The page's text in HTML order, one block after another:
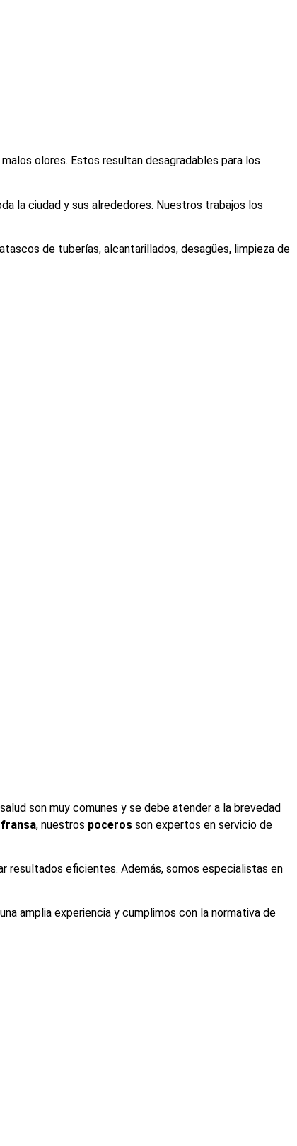
olores. Estos resultan desagradables para los
la ciudad y sus alrededores. Nuestros trabajos los
de tuberías, alcantarillados, desagües, limpieza de
son muy comunes y se debe atender a la brevedad
, nuestros poceros son expertos en servicio de
resultados eficientes. Además, somos especialistas en
amplia experiencia y cumplimos con la normativa de